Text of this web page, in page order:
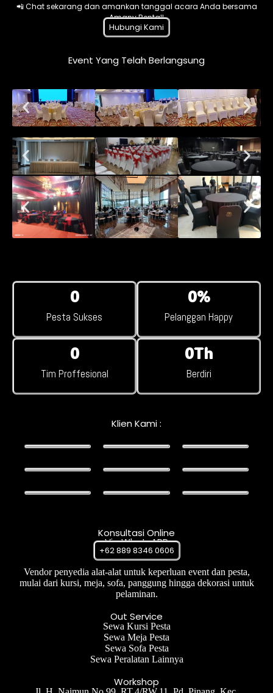
📲 Chat sekarang dan amankan tanggal acara Anda bersama
Amany Rental!
Hubungi Kami
Event Yang Telah Berlangsung
Pesta Sukses
0
Pelanggan Happy
0%
Tim Proffesional
0
Berdiri
0Th
Klien Kami :
Konsultasi Online
Via WhatsAPP
+62 889 8346 0606
Vendor penyedia alat-alat untuk keperluan event dan pesta,
mulai dari kursi, meja, sofa, panggung hingga dekorasi untuk
pelaminan.
Out Service
Sewa Kursi Pesta
Sewa Meja Pesta
Sewa Sofa Pesta
Sewa Peralatan Lainnya
Workshop